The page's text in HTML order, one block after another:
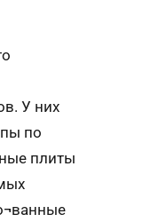
У них
по
плиты